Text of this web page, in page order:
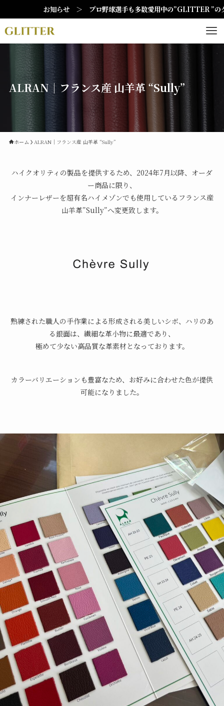
お知らせ ＞ プロ野球選手も多数愛用中の”GLITTER ”のク
ALRAN｜フランス産 山羊革 “Sully”
ホーム ALRAN｜フランス産 山羊革 “Sully”
ハイクオリティの製品を提供するため、2024年7月以降、オーダ
ー商品に限り、
インナーレザーを超有名ハイメゾンでも使用しているフランス産
山羊革”Sully”へ変更致します。
熟練された職人の手作業による形成される美しいシボ、ハリのあ
る銀面は、繊細な革小物に最適であり、
極めて少ない高品質な革素材となっております。
カラーバリエーションも豊富なため、お好みに合わせた色が提供
可能になりました。